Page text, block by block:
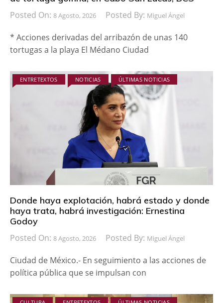
Posted On: 8 Agosto, 2026 Posted By: Miguel Ángel
* Acciones derivadas del arribazón de unas 140
tortugas a la playa El Médano Ciudad
ENTRETEXTOS NOTICIAS ÚLTIMAS NOTICIAS
Donde haya explotación, habrá estado y donde
haya trata, habrá investigación: Ernestina
Godoy
Posted On: 8 Agosto, 2026 Posted By: Miguel Ángel
Ciudad de México.- En seguimiento a las acciones de
política pública que se impulsan con